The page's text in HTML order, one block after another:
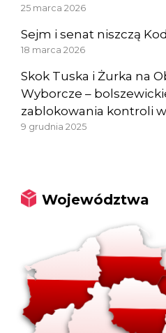
25 marca 2026
Sejm i senat niszczą
18 marca 2026
Skok Tuska i Żurka na
Wyborcze –
zablokowania kontroli
9 grudnia 2025
Województwa